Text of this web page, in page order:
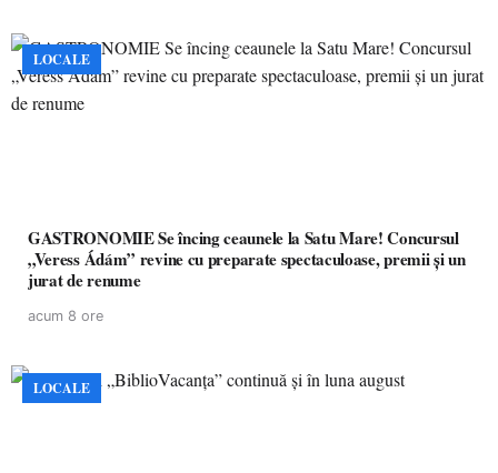
LOCALE
GASTRONOMIE Se încing ceaunele la Satu Mare! Concursul
„Veress Ádám” revine cu preparate spectaculoase, premii și un
jurat de renume
acum 8 ore
LOCALE